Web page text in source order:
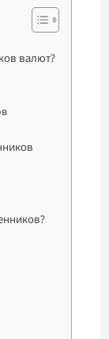
валют?